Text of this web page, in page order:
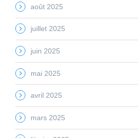
août 2025
juillet 2025
juin 2025
mai 2025
avril 2025
mars 2025